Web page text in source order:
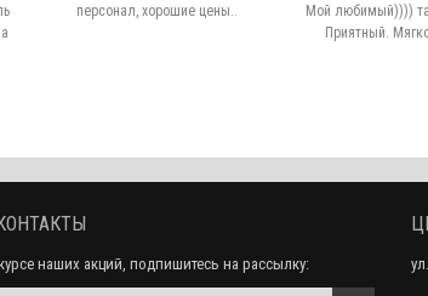
персонал, хорошие цены..
Мой любимый))))
Приятный.
наших акций, подпишитесь на рассылку: